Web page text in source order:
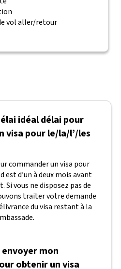
vol aller/retour
idéal délai pour
visa pour le/la/l’/les
commander un visa pour
est d’un à deux mois avant
Si vous ne disposez pas de
traiter votre demande
du visa restant à la
mon
obtenir un visa